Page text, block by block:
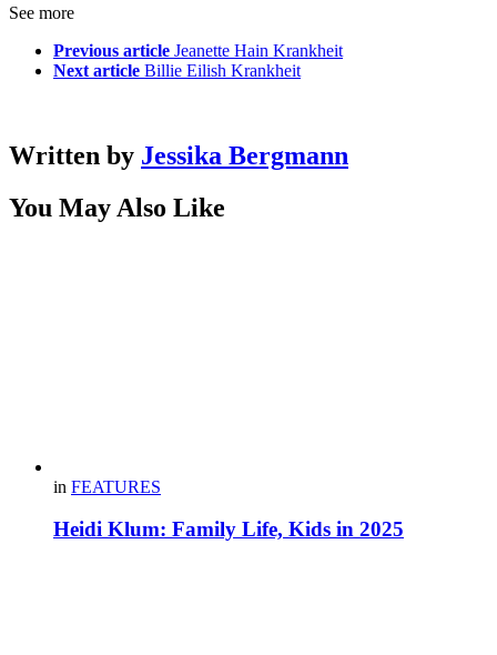
See more
Previous article Jeanette Hain Krankheit
Next article Billie Eilish Krankheit
Written by Jessika Bergmann
You May Also Like
in FEATURES
Heidi Klum: Family Life, Kids in 2025